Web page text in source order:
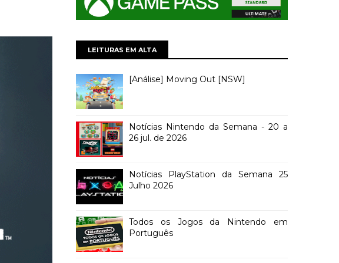
LEITURAS EM ALTA
[Análise] Moving Out [NSW]
Notícias Nintendo da Semana - 20 a
26 jul. de 2026
Notícias PlayStation da Semana 25
Julho 2026
Todos os Jogos da Nintendo em
Português